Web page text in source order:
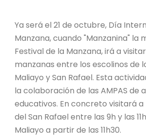
Ya será el 21 de octubre, Día
Manzana, cuando "Manzanina" la
Festival de la Manzana, irá a
manzanas entre los escolinos de
Maliayo y San Rafael. Esta
la colaboración de las AMPAS de
educativos. En concreto visitará a
del San Rafael entre las 9h y las
Maliayo a partir de las 11h30.